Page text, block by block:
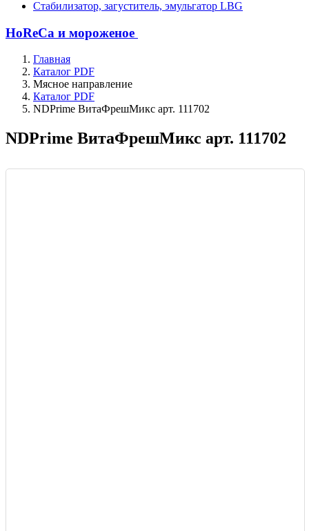
Стабилизатор, загуститель, эмульгатор LBG
HoReCa и мороженое
Главная
Каталог PDF
Мясное направление
Каталог PDF
NDPrime ВитаФрешМикс арт. 111702
NDPrime ВитаФрешМикс арт. 111702